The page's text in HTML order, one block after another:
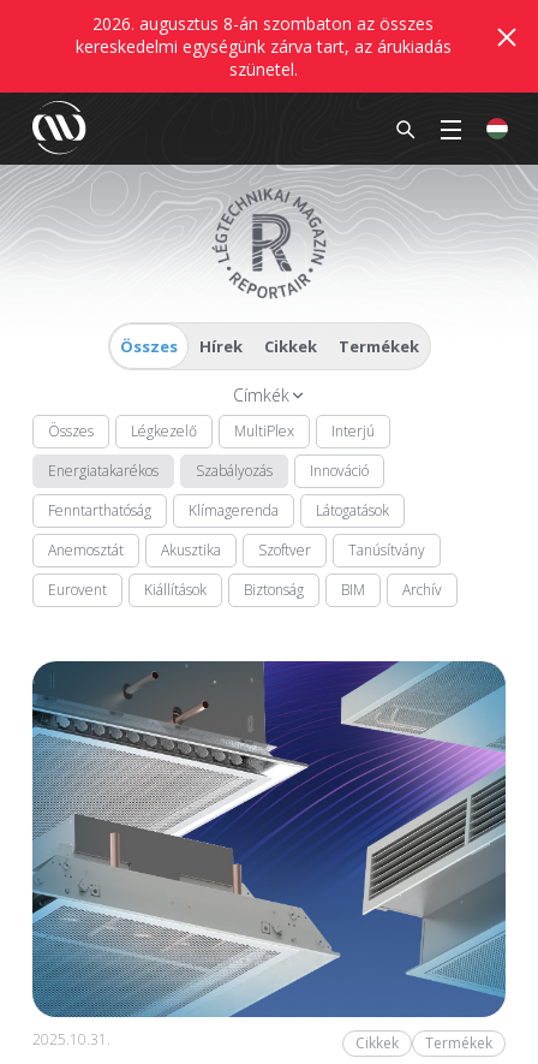
2026. augusztus 8-án szombaton az összes
kereskedelmi egységünk zárva tart, az árukiadás
szünetel.
Összes Hírek Cikkek Termékek
Címkék
Összes Légkezelő MultiPlex
Interjú
Energiatakarékos
Szabályozás
Innováció
Fenntarthatóság
Klímagerenda
Látogatások
Anemosztát
Akusztika Szoftver
Tanúsítvány
Eurovent
Kiállítások Biztonság BIM Archív
2025.10.31. Cikkek Termékek